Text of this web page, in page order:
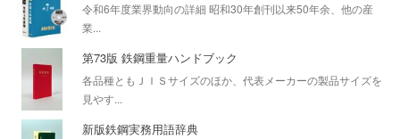
令和6年度業界動向の詳細 昭和30年創刊以来50年余、他の産
業...
第73版 鉄鋼重量ハンドブック
各品種ともＪＩＳサイズのほか、代表メーカーの製品サイズを
見やす...
新版鉄鋼実務用語辞典